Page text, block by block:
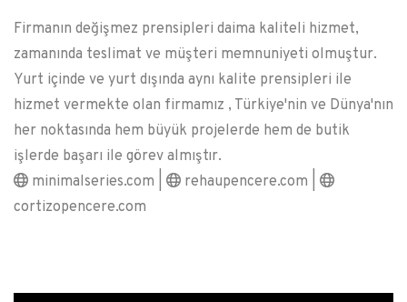
Firmanın değişmez prensipleri daima kaliteli hizmet,
zamanında teslimat ve müşteri memnuniyeti olmuştur.
Yurt içinde ve yurt dışında aynı kalite prensipleri ile
hizmet vermekte olan firmamız , Türkiye'nin ve Dünya'nın
her noktasında hem büyük projelerde hem de butik
işlerde başarı ile görev almıştır.
minimalseries.com |
rehaupencere.com |
cortizopencere.com